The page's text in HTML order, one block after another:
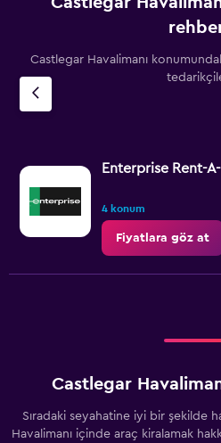
The
has
Range:
2200
2800.
Castlegar Havalimanı
Enterprise Rent-
4 konum
Fiyatlara göz at
Castlegar
Sıradaki seyahatine iyi bir şekilde
Havalimanı içinde araç kiralamak